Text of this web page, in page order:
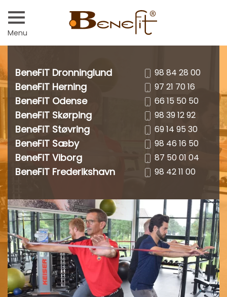
Menu
BeneFiT Dronninglund 98 84 28 00
BeneFiT Herning 97 21 70 16
BeneFiT Odense 66 15 50 50
BeneFiT Skørping 98 39 12 92
BeneFiT Støvring 69 14 95 30
BeneFiT Sæby 98 46 16 50
BeneFiT Viborg 87 50 01 04
BeneFiT Frederikshavn 98 42 11 00